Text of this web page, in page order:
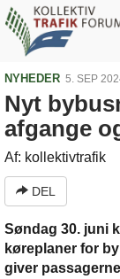
NYHEDER 5. SEP
Nyt
afgange
Af: kollektivtrafik
DEL
Søndag 30. juni
køreplaner for
giver